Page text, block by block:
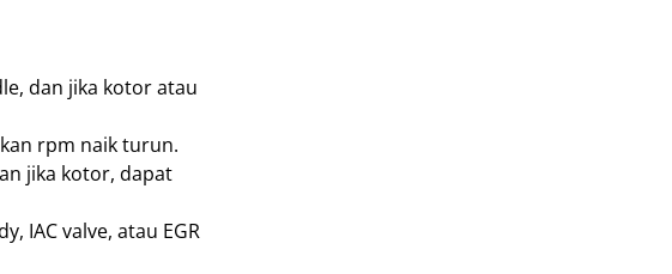
dan jika kotor atau
rpm naik turun.
jika kotor, dapat
IAC valve, atau EGR